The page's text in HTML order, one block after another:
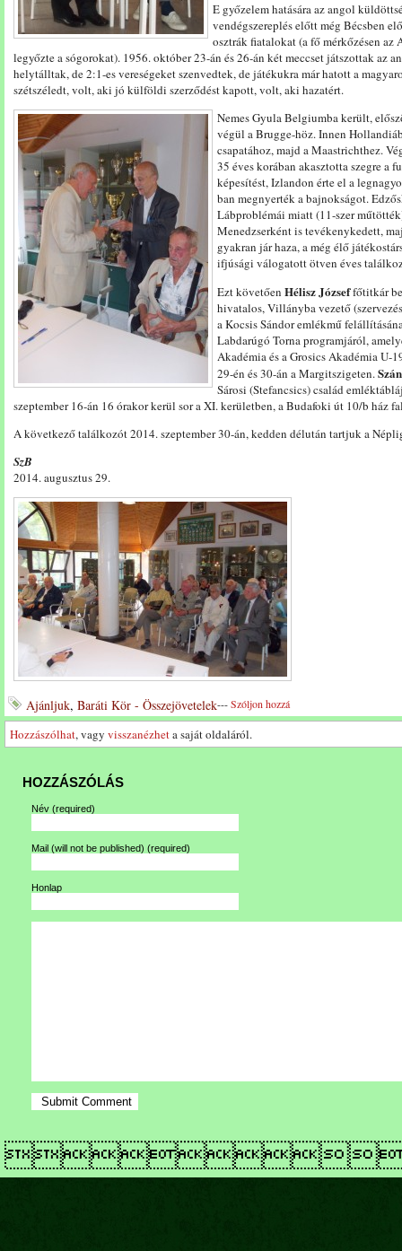
E győzelem hatására az angol
vendégszereplés előtt még Bécsben
osztrák fiatalokat (a fő mérkőzésen az
legyőzte a sógorokat). 1956. október 23-án és 26-án két meccset játszottak az
helytálltak, de 2:1-es vereségeket szenvedtek, de játékukra már hatott a
szétszéledt, volt, aki jó külföldi szerződést kapott, volt, aki hazatért.
Nemes Gyula Belgiumba került,
végül a Brugge-höz. Innen
csapatához, majd a Maastrichthez.
35 éves korában akasztotta szegre a
képesítést, Izlandon érte el a
ban megnyerték a bajnokságot.
Lábproblémái miatt (11-szer
Menedzserként is tevékenykedett,
gyakran jár haza, a még élő
ifjúsági válogatott ötven éves
Ezt követően Hélisz Józseffőtitkár
hivatalos, Villányba vezető
a Kocsis Sándor emlékmű
Labdarúgó Torna programjáról,
Akadémia és a Grosics Akadémia U-
29-én és 30-án a Margitszigeten.
Sárosi (Stefancsics) család
szeptember 16-án 16 órakor kerül sor a XI. kerületben, a Budafoki út 10/b ház
A következő találkozót 2014. szeptember 30-án, kedden délután tartjuk a
SzB
2014. augusztus 29.
Ajánljuk, Baráti Kör - Összejövetelek---Szóljon hozzá
Hozzászólhat, vagy visszanézheta saját oldaláról.
HOZZÁSZÓLÁS
Név (required)
Mail (will not be published) (required)
Honlap